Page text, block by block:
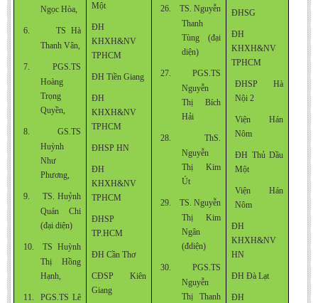
Ngọc Hòa,
6. TSHà
Thanh Vân,
7.
PGS.TS
Hoàng
Trọng
Quyền,
8.
GS.TS
Huỳnh
Như
Phương,
9.
TS. Huỷnh
Quán Chi
(đại diện)
10. TSHuỳnh
Thị Hồng
Hạnh,
11.
PGS.TS Lê
Một
ĐH
KHXH&NV
TPHCM
ĐH Tiền Giang
ĐH
KHXH&NV
TPHCM
ĐHSP HN
ĐH
KHXH&NV
TPHCM
ĐHSP
TP.HCM
ĐH Cần Thơ
CĐSP Kiên
Giang
26.
TS. Nguyễn
Thanh
Tùng (đại
diện)
27.
PGS.TS
Nguyễn
Thị Bích
Hải
28.
ThS.
Nguyễn
Thị Kim
Út
29.
TS. Nguyễn
Thị Kim
Ngân
(đdiện)
30.
PGS.TS
Nguyễn
Thị Thanh
ĐHSG
ĐH
KHXH&NV
TPHCM
ĐHSP Hà
Nội 2
Viện Hán
Nôm
ĐH Thủ Dầu
Một
Viện Hán
Nôm
ĐH
KHXH&NV
HN
ĐH Đà Lạt
ĐH